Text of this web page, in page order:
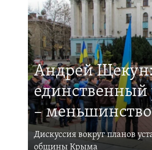
Андрей
единственный
–
Дискуссия вокруг планов
общины Крыма